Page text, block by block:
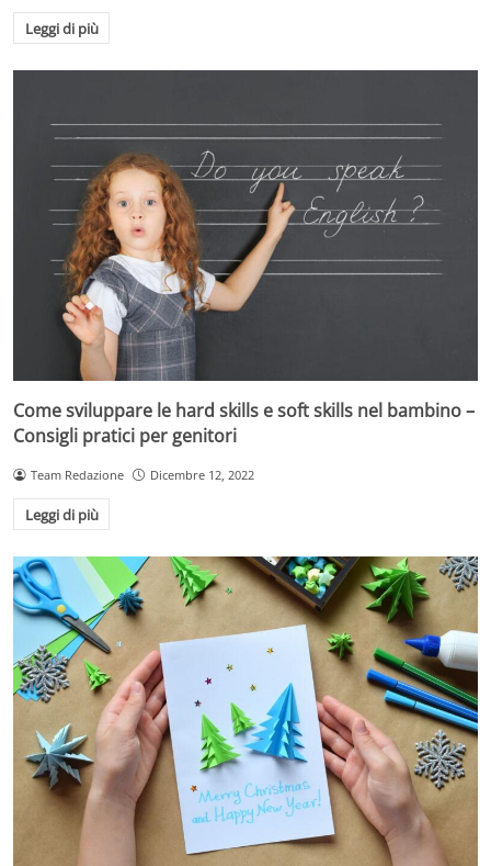
Leggi di più
Come sviluppare le hard skills e soft skills nel bambino –
Consigli pratici per genitori
Team Redazione Dicembre 12, 2022
Leggi di più